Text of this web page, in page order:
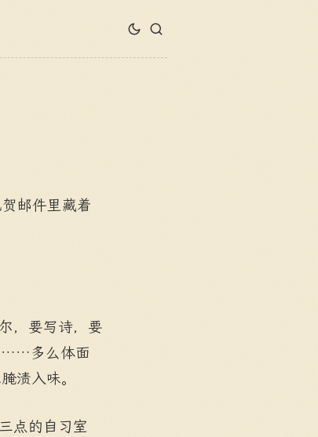
邮件里藏着
，要写诗，要
多么体面
渍入味。
点的自习室